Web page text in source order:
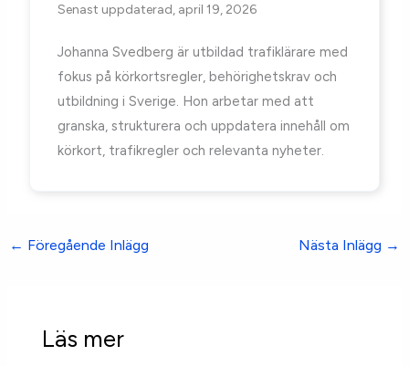
Senast uppdaterad, april 19, 2026
Johanna Svedberg är utbildad trafiklärare med
fokus på körkortsregler, behörighetskrav och
utbildning i Sverige. Hon arbetar med att
granska, strukturera och uppdatera innehåll om
körkort, trafikregler och relevanta nyheter.
← Föregående Inlägg Nästa Inlägg →
Läs mer